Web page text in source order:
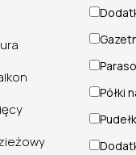
Półki